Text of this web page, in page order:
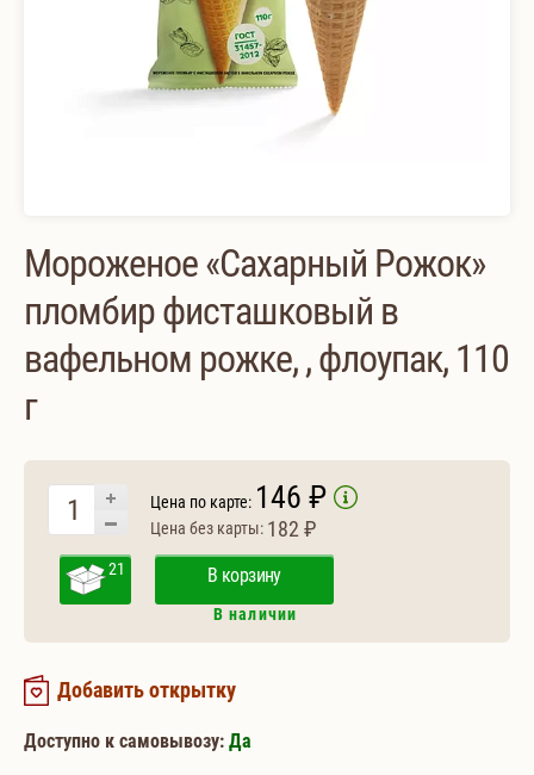
Мороженое «Сахарный Рожок»
пломбир фисташковый в
вафельном рожке, , флоупак, 110
г
Цена по карте: 146 ₽
Цена без карты: 182 ₽
21 В корзину
В наличии
Добавить открытку
Доступно к самовывозу: Да